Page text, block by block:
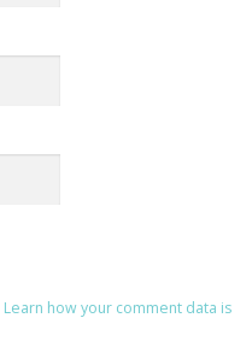
Learn how your comment data is